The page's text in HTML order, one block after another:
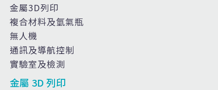
金屬3D列印
複合材料及氫氣瓶
無人機
通訊及導航控制
實驗室及檢測
金屬 3D 列印